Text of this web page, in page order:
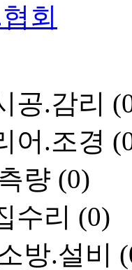
회
공.감리
어.조경
량 (0)
수리 (0)
방.설비